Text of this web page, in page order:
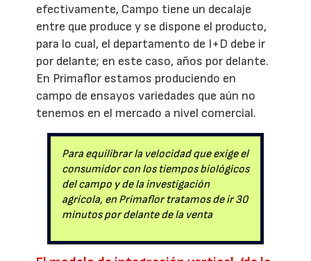
efectivamente, Campo tiene un decalaje
entre que produce y se dispone el producto,
para lo cual, el departamento de I+D debe ir
por delante; en este caso, años por delante.
En Primaflor estamos produciendo en
campo de ensayos variedades que aún no
tenemos en el mercado a nivel comercial.
Para equilibrar la velocidad que exige el
consumidor con los tiempos biológicos
del campo y de la investigación
agrícola, en Primaflor tratamos de ir 30
minutos por delante de la venta